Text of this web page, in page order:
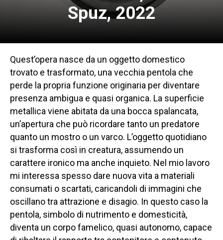
Spuz, 2022
Quest’opera nasce da un oggetto domestico
trovato e trasformato, una vecchia pentola che
perde la propria funzione originaria per diventare
presenza ambigua e quasi organica. La superficie
metallica viene abitata da una bocca spalancata,
un’apertura che può ricordare tanto un predatore
quanto un mostro o un varco. L’oggetto quotidiano
si trasforma così in creatura, assumendo un
carattere ironico ma anche inquieto. Nel mio lavoro
mi interessa spesso dare nuova vita a materiali
consumati o scartati, caricandoli di immagini che
oscillano tra attrazione e disagio. In questo caso la
pentola, simbolo di nutrimento e domesticità,
diventa un corpo famelico, quasi autonomo, capace